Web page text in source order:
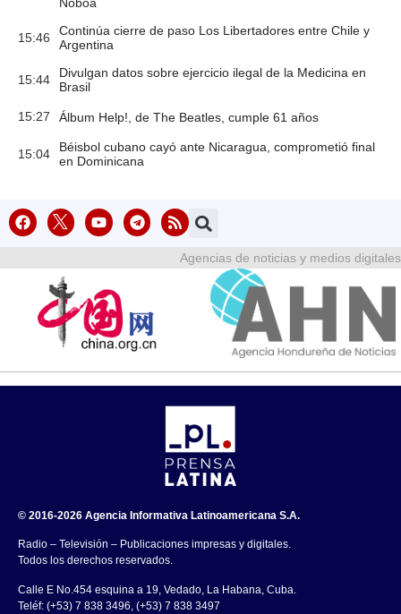
15:46
Continúa cierre de paso Los Libertadores entre Chile y
Argentina
15:44
Divulgan datos sobre ejercicio ilegal de la Medicina en
Brasil
15:27 Álbum Help!, de The Beatles, cumple 61 años
15:04
Béisbol cubano cayó ante Nicaragua, comprometió final
en Dominicana
Agencias de noticias y medios digitales
© 2016-2026 Agencia Informativa Latinoamericana S.A.
Radio – Televisión – Publicaciones impresas y digitales.
Todos los derechos reservados.
Calle E No.454 esquina a 19, Vedado, La Habana, Cuba.
Teléf: (+53) 7 838 3496, (+53) 7 838 3497